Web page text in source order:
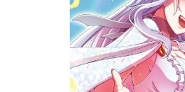
オーバーラップノベルスf
コミックガルド